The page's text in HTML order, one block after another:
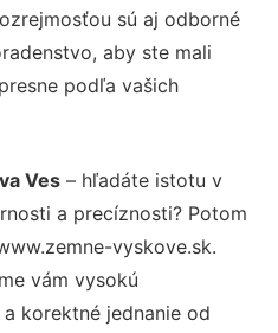
sú aj odborné
aby ste mali
podľa vašich
Ves – hľadáte istotu v
a precíznosti? Potom
vyskove.sk.
vám vysokú
korektné jednanie od